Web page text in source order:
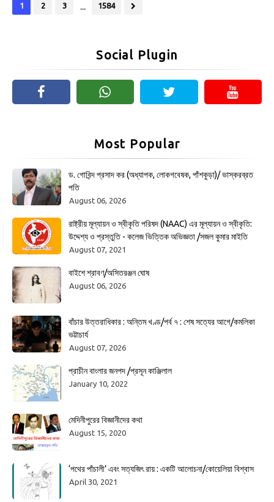
1 2 3 ... 1584
Social Plugin
Most Popular
ড. গোবিন্দ প্রসাদ কর (অধ্যাপক, লোকগবেষক, পাঁশকুড়া)/ ভাস্করব্রত
পতি
August 06, 2026
রাষ্ট্রীয় মূল্যায়ন ও স্বীকৃতি পরিষদ (NAAC) এর মূল্যায়ন ও স্বীকৃতি:
উদ্দেশ্য ও প্রস্তুতি - কলেজ ভিত্তিক অভিজ্ঞতা /সজল কুমার মাইতি
August 07, 2021
বাইশে শ্রাবণ/অসিতরঞ্জন ঘোষ
August 06, 2026
বাঁচার উত্তরাধিকার : অন্তিম খণ্ড/পর্ব ৭ : শেষ সত্যের আগে/কমলিকা
ভট্টাচার্য
August 07, 2026
প্রাচীন বাংলার জনপদ /প্রসূন কাঞ্জিলাল
January 10, 2022
মেদিনীপুরের বিজ্ঞানীদের কথা
August 15, 2020
‘পথের পাঁচালী’ এবং সত্যজিৎ রায় : একটি আলোচনা/কোয়েলিয়া বিশ্বাস
April 30, 2021